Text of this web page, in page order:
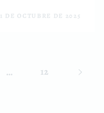
1 DE OCTUBRE DE 2025
… 12